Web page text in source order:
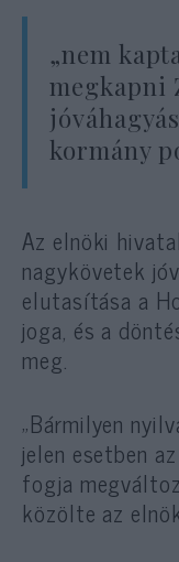
„nem
megkapni
kormány
Az elnöki hivatal
nagykövetek
elutasítása a
joga, és a
meg.
„Bármilyen
jelen esetben
fogja
közölte az